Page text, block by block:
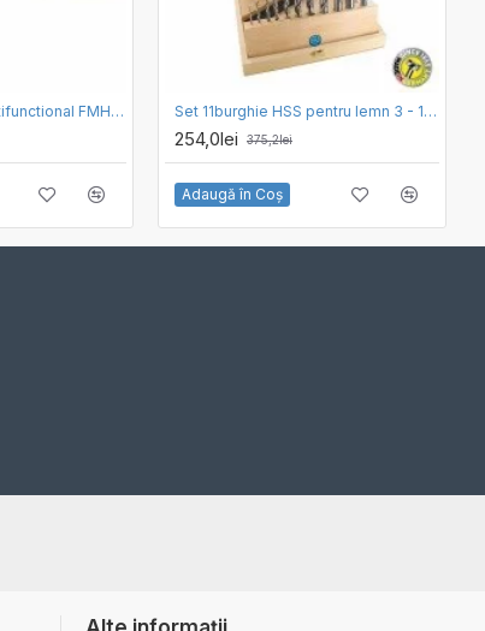
Cleste Stanley, multifunctional FMHT0-75469 Set 11burghie HSS pentru lemn 3 - 16 mm FAMAG 1591.511
254,0lei 375,2lei
Adaugă în Coş